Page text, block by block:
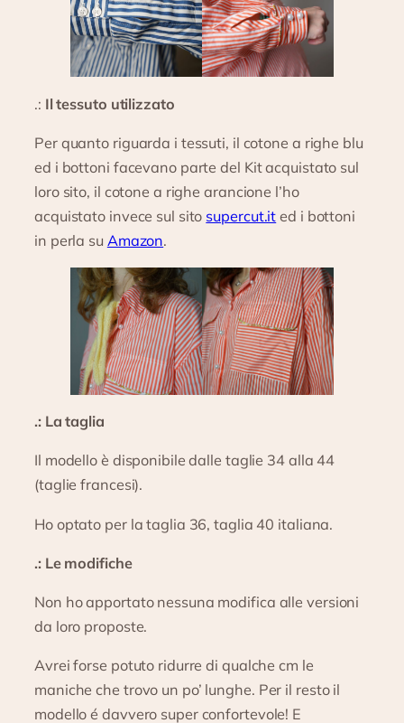
.: Il tessuto utilizzato
Per quanto riguarda i tessuti, il cotone a righe blu
ed i bottoni facevano parte del Kit acquistato sul
loro sito, il cotone a righe arancione l’ho
acquistato invece sul sito supercut.it ed i bottoni
in perla su Amazon.
.: La taglia
Il modello è disponibile dalle taglie 34 alla 44
(taglie francesi).
Ho optato per la taglia 36, taglia 40 italiana.
.: Le modifiche
Non ho apportato nessuna modifica alle versioni
da loro proposte.
Avrei forse potuto ridurre di qualche cm le
maniche che trovo un po’ lunghe. Per il resto il
modello é davvero super confortevole! E